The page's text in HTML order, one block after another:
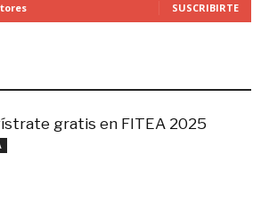
SUSCRIBIRTE
gratis en FITEA 2025